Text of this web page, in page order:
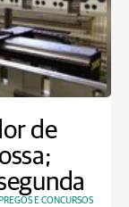
de
E CONCURSOS